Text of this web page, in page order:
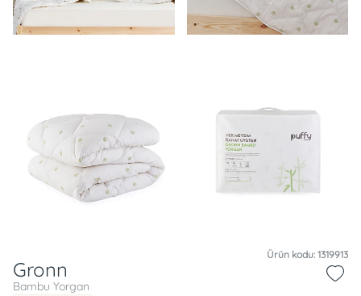
Ürün kodu: 1319913
Gronn
Bambu Yorgan